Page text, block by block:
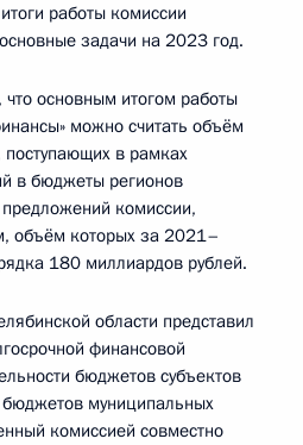
работы комиссии
задачи на 2023 год.
что основным итогом работы
можно считать объём
в рамках
в бюджеты регионов
комиссии,
объём которых за 2021–
180 миллиардов рублей.
области представил
финансовой
бюджетов субъектов
муниципальных
комиссией совместно